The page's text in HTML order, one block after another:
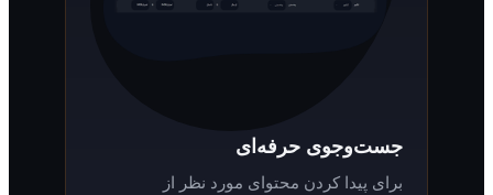
جست‌وجوی حرفه‌ای
برای پیدا کردن محتوای مورد نظر از